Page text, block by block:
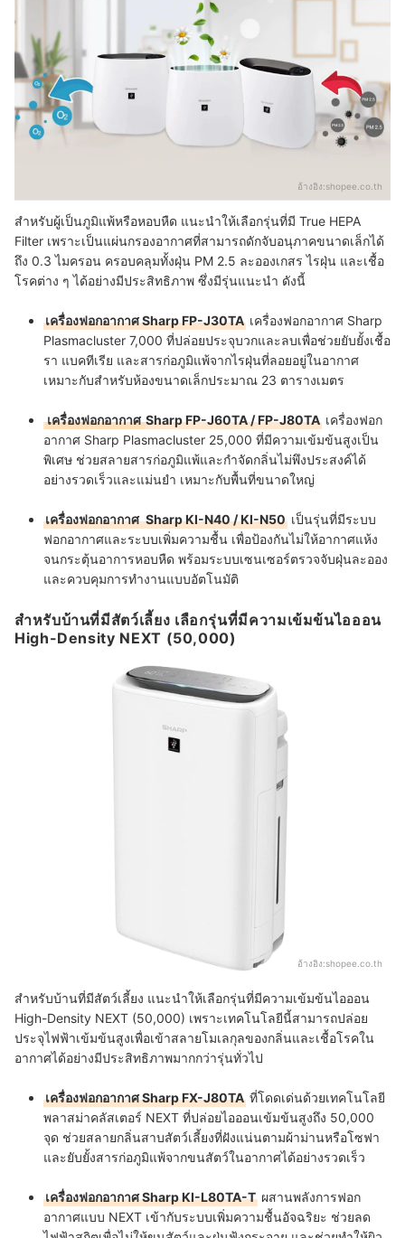
อ้างอิง:shopee.co.th
สำหรับผู้เป็นภูมิแพ้หรือหอบหืด แนะนำให้เลือกรุ่นที่มี True HEPA
Filter เพราะเป็นแผ่นกรองอากาศที่สามารถดักจับอนุภาคขนาดเล็กได้
ถึง 0.3 ไมครอน ครอบคลุมทั้งฝุ่น PM 2.5 ละอองเกสร ไรฝุ่น และเชื้อ
โรคต่าง ๆ ได้อย่างมีประสิทธิภาพ ซึ่งมีรุ่นแนะนำ ดังนี้
เครื่องฟอกอากาศ Sharp FP-J30TA เครื่องฟอกอากาศ Sharp
Plasmacluster 7,000 ที่ปล่อยประจุบวกและลบเพื่อช่วยยับยั้งเชื้อ
รา แบคทีเรีย และสารก่อภูมิแพ้จากไรฝุ่นที่ลอยอยู่ในอากาศ
เหมาะกับสำหรับห้องขนาดเล็กประมาณ 23 ตารางเมตร
เครื่องฟอกอากาศSharp FP-J60TA / FP-J80TA เครื่องฟอก
อากาศ Sharp Plasmacluster 25,000 ที่มีความเข้มข้นสูงเป็น
พิเศษ ช่วยสลายสารก่อภูมิแพ้และกำจัดกลิ่นไม่พึงประสงค์ได้
อย่างรวดเร็วและแม่นยำ เหมาะกับพื้นที่ขนาดใหญ่
เครื่องฟอกอากาศ Sharp KI-N40 / KI-N50 เป็นรุ่นที่มีระบบ
ฟอกอากาศและระบบเพิ่มความชื้น เพื่อป้องกันไม่ให้อากาศแห้ง
จนกระตุ้นอาการหอบหืด พร้อมระบบเซนเซอร์ตรวจจับฝุ่นละออง
และควบคุมการทำงานแบบอัตโนมัติ
สำหรับบ้านที่มีสัตว์เลี้ยง เลือกรุ่นที่มีความเข้มข้นไอออน
High-Density NEXT (50,000)
อ้างอิง:shopee.co.th
สำหรับบ้านที่มีสัตว์เลี้ยง แนะนำให้เลือกรุ่นที่มีความเข้มข้นไอออน
High-Density NEXT (50,000) เพราะเทคโนโลยีนี้สามารถปล่อย
ประจุไฟฟ้าเข้มข้นสูงเพื่อเข้าสลายโมเลกุลของกลิ่นและเชื้อโรคใน
อากาศได้อย่างมีประสิทธิภาพมากกว่ารุ่นทั่วไป
เครื่องฟอกอากาศ Sharp FX-J80TA ที่โดดเด่นด้วยเทคโนโลยี
พลาสม่าคลัสเตอร์ NEXT ที่ปล่อยไอออนเข้มข้นสูงถึง 50,000
จุด ช่วยสลายกลิ่นสาบสัตว์เลี้ยงที่ฝังแน่นตามผ้าม่านหรือโซฟา
และยับยั้งสารก่อภูมิแพ้จากขนสัตว์ในอากาศได้อย่างรวดเร็ว
เครื่องฟอกอากาศ Sharp KI-L80TA-T ผสานพลังการฟอก
อากาศแบบ NEXT เข้ากับระบบเพิ่มความชื้นอัจฉริยะ ช่วยลด